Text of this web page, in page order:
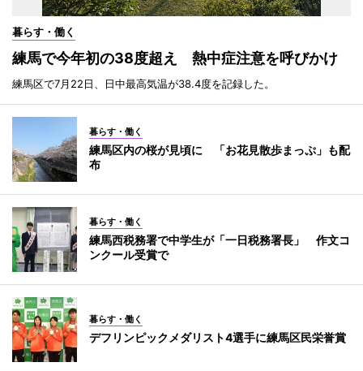
暮らす・働く
練馬で今年初の38度超え 熱中症注意を呼びかけ
練馬区で7月22日、日中最高気温が38.4度を記録した。
暮らす・働く
練馬区内の桜が見頃に 「お花見散歩まっぷ」も配
布
暮らす・働く
練馬西税務署で中学生が「一日税務署長」 作文コ
ンクール受賞で
暮らす・働く
デフリンピックメダリスト4選手に練馬区民栄誉賞